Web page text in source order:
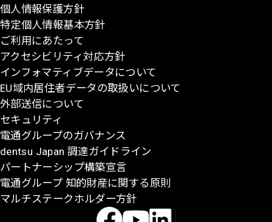
個人情報保護方針
特定個人情報基本方針
ご利用にあたって
アクセシビリティ対応方針
インフォマティブデータについて
EU域内居住者データの取扱いについて
外部送信について
セキュリティ
電通グループのガバナンス
dentsu Japan 調達ガイドライン
パートナーシップ構築宣言
電通グループ 知的財産に関する原則
マルチステークホルダー方針